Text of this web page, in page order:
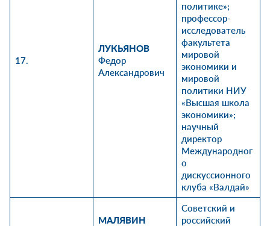
17.
ЛУКЬЯНОВ
Федор
Александрович
политике»;
профессор-
исследователь
факультета
мировой
экономики и
мировой
политики НИУ
«Высшая школа
экономики»;
научный
директор
Международног
о
дискуссионного
клуба «Валдай»
МАЛЯВИН
Советский и
российский